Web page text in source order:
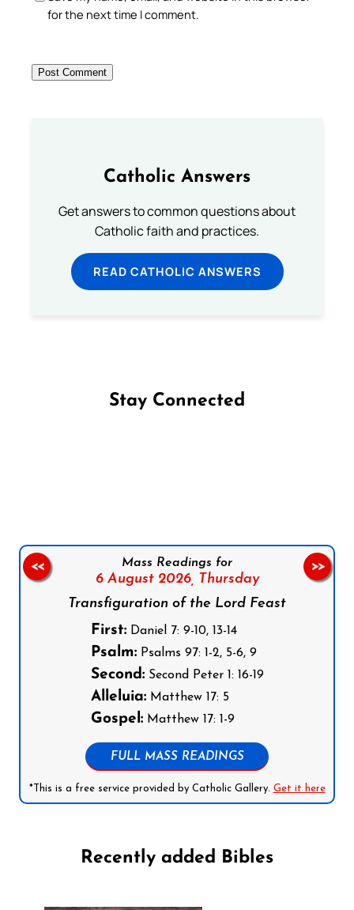
for the next time I comment.
Catholic Answers
Get answers to common questions about
Catholic faith and practices.
READ CATHOLIC ANSWERS
Stay Connected
Mass Readings for
6 August 2026, Thursday
Transfiguration of the Lord Feast
First:Daniel 7: 9-10, 13-14
Psalm:Psalms 97: 1-2, 5-6, 9
Second:Second Peter 1: 16-19
Alleluia:Matthew 17: 5
Gospel:Matthew 17: 1-9
FULL MASS READINGS
*This is a free service provided by Catholic Gallery. Get it here
<< >>
Recently added Bibles